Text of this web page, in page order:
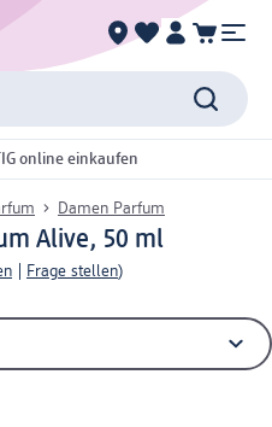
online einkaufen
Damen Parfum
Alive, 50 ml
Frage stellen)